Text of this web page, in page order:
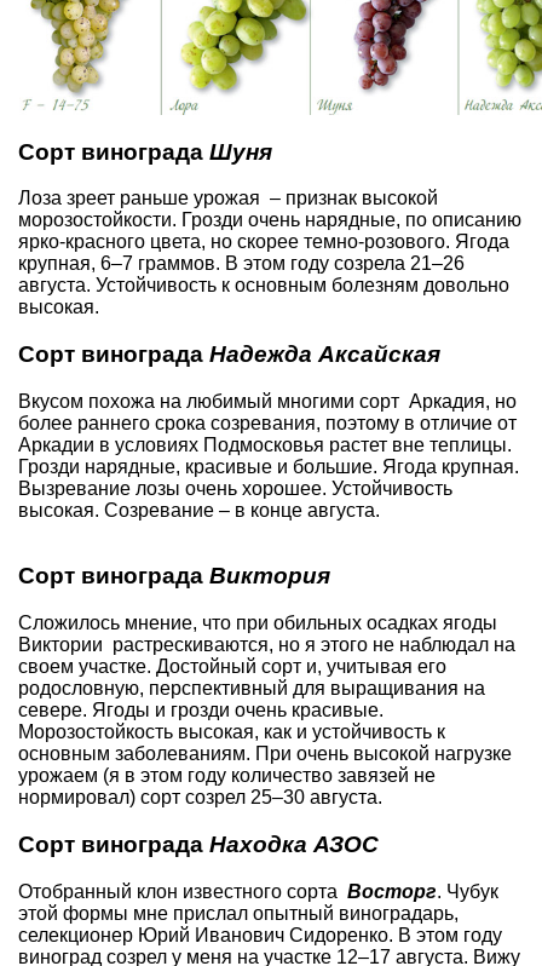
Сорт винограда Шуня
Лоза зреет раньше урожая – признак высокой
морозостойкости. Грозди очень нарядные, по описанию
ярко-красного цвета, но скорее темно-розового. Ягода
крупная, 6–7 граммов. В этом году созрела 21–26
августа. Устойчивость к основным болезням довольно
высокая.
Сорт винограда Надежда Аксайская
Вкусом похожа на любимый многими сорт Аркадия, но
более раннего срока созревания, поэтому в отличие от
Аркадии в условиях Подмосковья растет вне теплицы.
Грозди нарядные, красивые и большие. Ягода крупная.
Вызревание лозы очень хорошее. Устойчивость
высокая. Созревание – в конце августа.
Сорт винограда Виктория
Сложилось мнение, что при обильных осадках ягоды
Виктории растрескиваются, но я этого не наблюдал на
своем участке. Достойный сорт и, учитывая его
родословную, перспективный для выращивания на
севере. Ягоды и грозди очень красивые.
Морозостойкость высокая, как и устойчивость к
основным заболеваниям. При очень высокой нагрузке
урожаем (я в этом году количество завязей не
нормировал) сорт созрел 25–30 августа.
Сорт винограда Находка АЗОС
Отобранный клон известного сорта Восторг. Чубук
этой формы мне прислал опытный виноградарь,
селекционер Юрий Иванович Сидоренко. В этом году
виноград созрел у меня на участке 12–17 августа. Вижу